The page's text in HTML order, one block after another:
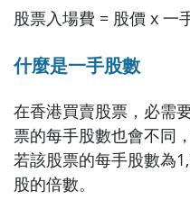
股票入場費 = 股價 x 一
什麼是一手股數
在香港買賣股票，必需
票的每手股數也會不同
若該股票的每手股數為
股的倍數。